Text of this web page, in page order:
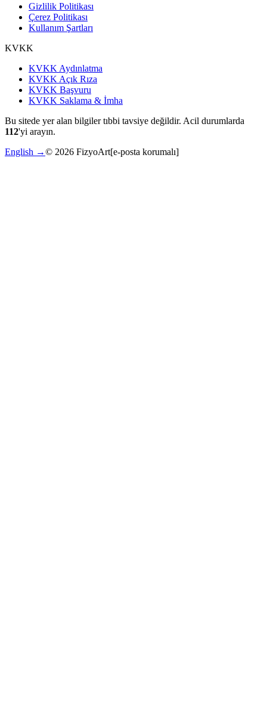
Gizlilik Politikası
Çerez Politikası
Kullanım Şartları
KVKK
KVKK Aydınlatma
KVKK Açık Rıza
KVKK Başvuru
KVKK Saklama & İmha
Bu sitede yer alan bilgiler tıbbi tavsiye değildir. Acil durumlarda
112'yi arayın.
English →© 2026 FizyoArt[e-posta korumalı]